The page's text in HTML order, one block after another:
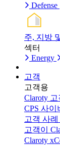
Defense
주, 지방
섹터
Energy
고객
고객용
Claroty 고
CPS 사
고객 사
고객이
Claroty